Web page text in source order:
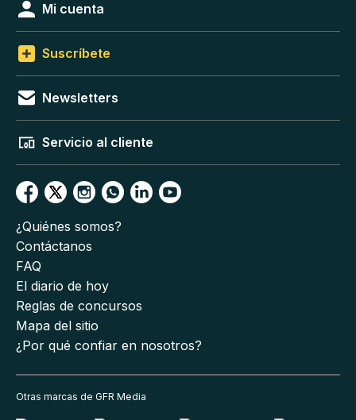
Mi cuenta
Suscríbete
Newsletters
Servicio al cliente
¿Quiénes somos?
Contáctanos
FAQ
El diario de hoy
Reglas de concursos
Mapa del sitio
¿Por qué confiar en nosotros?
Otras marcas de GFR Media